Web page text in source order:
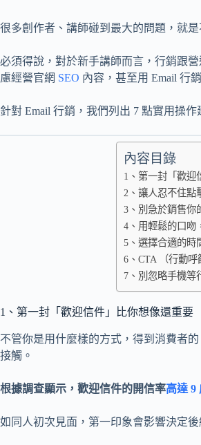
很多創作者、講師碰到最大的問題，就
必須得說，對於新手講師而言，行銷跟
慮經營官網 SEO 內容，甚至用 Email 行
針對 Email 行銷，我們列出 7 點實用操
內容目錄
1、第一封「歡迎
2、讓人忍不住點
3、別急於銷售你
4、用輕鬆的口吻
5、選擇合適的時
6、CTA （行動呼
7、別忽略手機等
1、第一封「歡迎信件」比你想像還重要
不管你是用什麼樣的方式，得到消費者
接觸。
根據調查顯示，歡迎信件的開信率高達 9
如同人初次見面，第一印象會影響決定